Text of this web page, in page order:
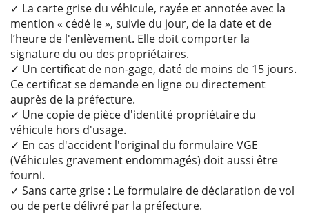
✓ La carte grise du véhicule, rayée et annotée avec la
mention « cédé le », suivie du jour, de la date et de
l’heure de l'enlèvement. Elle doit comporter la
signature du ou des propriétaires.
✓ Un certificat de non-gage, daté de moins de 15 jours.
Ce certificat se demande en ligne ou directement
auprès de la préfecture.
✓ Une copie de pièce d'identité propriétaire du
véhicule hors d'usage.
✓ En cas d'accident l'original du formulaire VGE
(Véhicules gravement endommagés) doit aussi être
fourni.
✓ Sans carte grise : Le formulaire de déclaration de vol
ou de perte délivré par la préfecture.